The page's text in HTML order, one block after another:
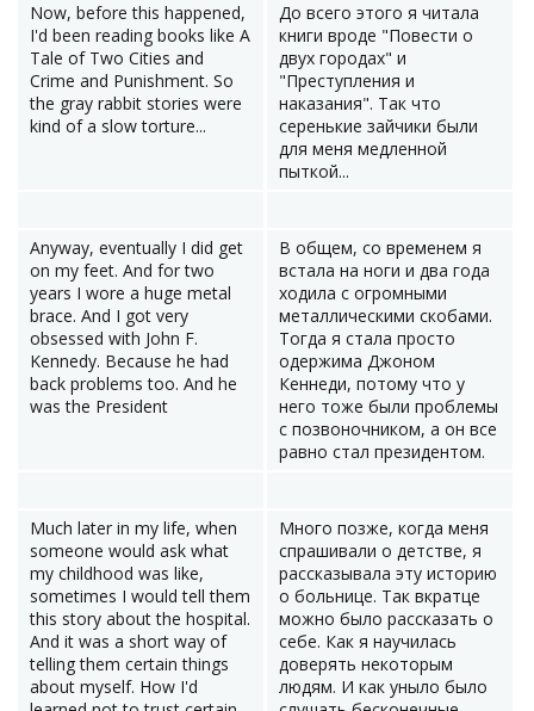
Now, before this happened,
I'd been reading books like A
Tale of Two Cities and
Crime and Punishment. So
the gray rabbit stories were
kind of a slow torture...
До всего этого я читала
книги вроде "Повести о
двух городах" и
"Преступления и
наказания". Так что
серенькие зайчики были
для меня медленной
пыткой...
Anyway, eventually I did get
on my feet. And for two
years I wore a huge metal
brace. And I got very
obsessed with John F.
Kennedy. Because he had
back problems too. And he
was the President
В общем, со временем я
встала на ноги и два года
ходила с огромными
металлическими скобами.
Тогда я стала просто
одержима Джоном
Кеннеди, потому что у
него тоже были проблемы
с позвоночником, а он все
равно стал президентом.
Much later in my life, when
someone would ask what
my childhood was like,
sometimes I would tell them
this story about the hospital.
And it was a short way of
telling them certain things
about myself. How I'd
Много позже, когда меня
спрашивали о детстве, я
рассказывала эту историю
о больнице. Так вкратце
можно было рассказать о
себе. Как я научилась
доверять некоторым
людям. И как уныло было